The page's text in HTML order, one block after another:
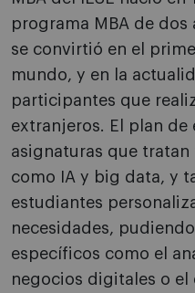
programa MBA de dos
se convirtió en el
mundo, y en la
participantes que
extranjeros. El plan de
asignaturas que
como IA y big data, y
estudiantes
necesidades,
específicos como el
negocios digitales o